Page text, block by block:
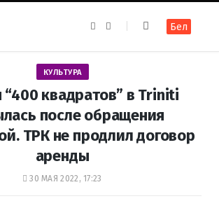
e
k
t
a
m
Бел
КУЛЬТУРА
“400 квадратов” в Triniti
после обращения
ТРК не продлил договор
аренды
30 МАЯ 2022, 17:23